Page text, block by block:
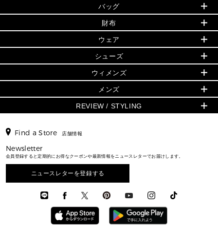
バッグ
小物
シューズ・靴
ウェア
アクセサリー
時計
▶ メンズ
バッグ
時計
再値下げアイテム
追加アイテム
▶ ウィメンズすべて(ウェア・シューズ除く)
バッグ
財布・小物
ウェア
シューズ
時計・ジュエリー
メンズ バッグ
メンズ 財布・小物
メンズ ウェア
メンズ 時計・その他
夏のスタイル
▶ すべて
▶ ウィメンズすべて
財布・小物
アクセサリー
フレグランス
シューズ
メンズ財布・小物
メンズアクセサリー
メンズシューズ
メンズウェア
バッグ
人気の定番アイテム
日本限定 - バッグ
▶ ウィメンズすべて
トートバッグ
ショルダーバッグ
クロスボディ・斜め掛け
3 IN 1 / 2 IN 1 バッグ
▶ メンズすべて
財布
日本限定 - 財布・小物
▶ ウィメンズすべて
GREENWICH
折り財布(二つ折り・三つ折り)
長財布
お財布レビュー ▸
ウェア
▶ ウィメンズすべて
トップス
スカート・パンツ
ジャケット・アウター
シューズ
▶ ウィメンズすべて
サンダル
スニーカー
ウィメンズ
人気の定番アイテム
▶ ウィメンズすべて
▶ バッグすべて
通勤・通学アイテム
▶ 財布すべて
ミニ財布・フラグメントケース
折り財布(二つ折り・三つ折り)
メンズ
▶ メンズすべて
シューズ・靴
ウェア
REVIEW / STYLING
エディターレビュー
Find a Store 店舗情報
Newsletter
会員登録すると定期的にお得なクーポンや最新情報をニュースレターでお届けします。
ニュースレターを登録する